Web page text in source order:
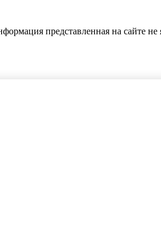
представленная на сайте не